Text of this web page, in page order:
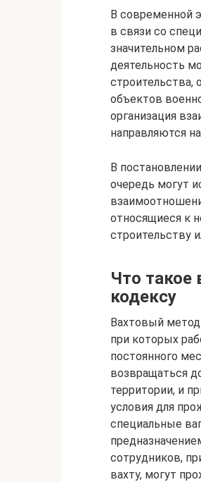
В современной
в связи со
значительном
деятельность
строительства,
объектов
организация
направляются
В
очередь могут
относящиеся к
строительству
Что такое
кодексу
Вахтовый
при которых
постоянного
возвращаться
территории, и
условия для
специальные
сотрудников,
вахту, могут